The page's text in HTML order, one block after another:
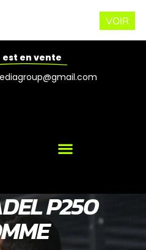
est en vente
P250
VOIR